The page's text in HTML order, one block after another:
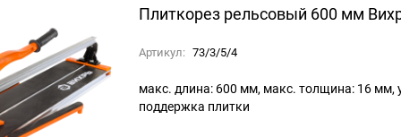
Плиткорез рельсовый 600 мм
Артикул: 73/3/5/4
макс. длина: 600 мм, макс. толщина: 16 мм,
поддержка плитки